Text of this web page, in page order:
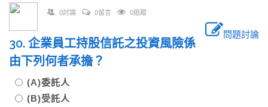
0討論 0留言 0追蹤
問題討論
30. 企業員工持股信託之投資風險係
由下列何者承擔？
(A)委託人
(B)受託人